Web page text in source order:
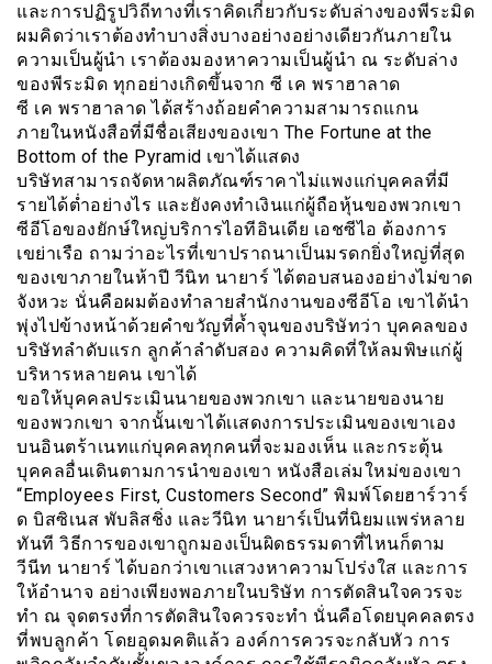
และการปฏิรูปวิถีทางที่เราคิดเกี่ยวกับระดับล่างของพีระมิด
ผมคิดว่าเราต้องทำบางสิ่งบางอย่างอย่างเดียวกันภายใน
ความเป็นผู้นำ เราต้องมองหาความเป็นผู้นำ ณ ระดับล่าง
ของพีระมิด ทุกอย่างเกิดขึ้นจาก ซี เค พราฮาลาด
ซี เค พราฮาลาด ได้สร้างถ้อยคำความสามารถแกน
ภายในหนังสือที่มีชื่อเสียงของเขา The Fortune at the
Bottom of the Pyramid เขาได้แสดง
บริษัทสามารถจัดหาผลิตภัณฑ์ราคาไม่แพงแก่บุคคลที่มี
รายได้ต่ำอย่างไร และยังคงทำเงินแก่ผู้ถือหุ้นของพวกเขา
ซีอีโอของยักษ์ใหญ่บริการไอทีอินเดีย เอชซีไอ ต้องการ
เขย่าเรือ ถามว่าอะไรที่เขาปราถนาเป็นมรดกยิ่งใหญ่ที่สุด
ของเขาภายในห้าปี วีนิท นายาร์ ได้ตอบสนองอย่างไม่ขาด
จังหวะ นั่นคือผมต้องทำลายสำนักงานของซีอีโอ เขาได้นำ
พุ่งไปข้างหน้าด้วยคำขวัญที่ค้ำจุนของบริษัทว่า บุคคลของ
บริษัทลำดับแรก ลูกค้าลำดับสอง ความคิดที่ให้ลมพิษแก่ผู้
บริหารหลายคน เขาได้
ขอให้บุคคลประเมินนายของพวกเขา และนายของนาย
ของพวกเขา จากนั้นเขาได้เเสดงการประเมินของเขาเอง
บนอินตร้าเนทแก่บุคคลทุกคนที่จะมองเห็น และกระตุ้น
บุคคลอื่นเดินตามการนำของเขา หนังสือเล่มใหม่ของเขา
“Employees First, Customers Second” พิมพ์โดยฮาร์วาร์
ด บิสซิเนส พับลิสชิ่ง และวีนิท นายาร์เป็นที่นิยมแพร่หลาย
ทันที วิธีการของเขาถูกมองเป็นผิดธรรมดาที่ไหนก็ตาม
วีนีท นายาร์ ได้บอกว่าเขาเเสวงหาความโปร่งใส และการ
ให้อำนาจ อย่างเพียงพอภายในบริษัท การตัดสินใจควรจะ
ทำ ณ จุดตรงที่การตัดสินใจควรจะทำ นั่นคือโดยบุคคลตรง
ที่พบลูกค้า โดยอุดมคติแล้ว องค์การควรจะกลับหัว การ